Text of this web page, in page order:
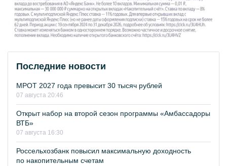
Последние новости
МРОТ 2027 года превысит 30 тысяч рублей
07 августа 20:46
Открыт набор на второй сезон программы «Амбассадоры
ВТБ»
07 августа 16:30
Россельхозбанк повысил максимальную доходность
по накопительным счетам